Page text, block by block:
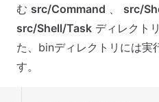
む src/Command 、 src/
src/Shell/Task ディレクト
た、binディレクトリには実
す。